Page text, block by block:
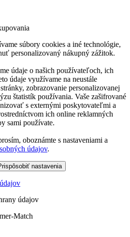
súbory cookies a iné technológie,
personalizovaný nákupný zážitok.
údaje o našich používateľoch, ich
údaje využívame na neustále
zobrazovanie personalizovanej
štatistík používania. Vaše zašifrované
s externými poskytovateľmi a
ich online reklamných
sami používate.
oboznámte s nastaveniami a
údajov.
nastavenia
údajov
Match